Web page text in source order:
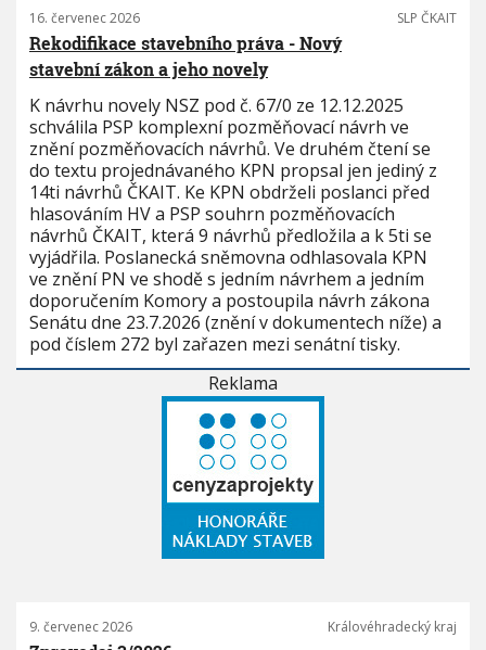
16. červenec 2026 SLP ČKAIT
Rekodifikace stavebního práva - Nový
stavební zákon a jeho novely
K návrhu novely NSZ pod č. 67/0 ze 12.12.2025
schválila PSP komplexní pozměňovací návrh ve
znění pozměňovacích návrhů. Ve druhém čtení se
do textu projednávaného KPN propsal jen jediný z
14ti návrhů ČKAIT. Ke KPN obdrželi poslanci před
hlasováním HV a PSP souhrn pozměňovacích
návrhů ČKAIT, která 9 návrhů předložila a k 5ti se
vyjádřila. Poslanecká sněmovna odhlasovala KPN
ve znění PN ve shodě s jedním návrhem a jedním
doporučením Komory a postoupila návrh zákona
Senátu dne 23.7.2026 (znění v dokumentech níže) a
pod číslem 272 byl zařazen mezi senátní tisky.
Reklama
9. červenec 2026 Královéhradecký kraj